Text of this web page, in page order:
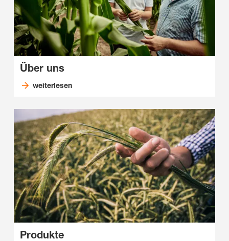
Über uns
weiterlesen
Produkte